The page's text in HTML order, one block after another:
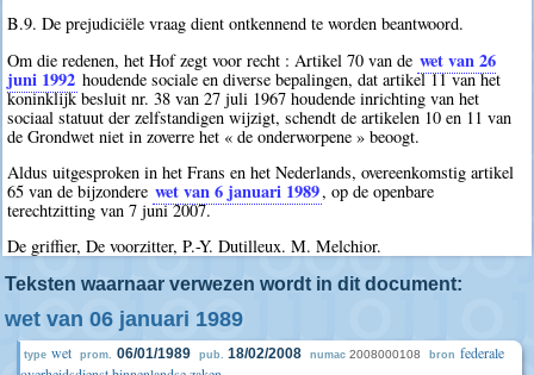
B.9. De prejudiciële vraag dient ontkennend te worden beantwoord.
Om die redenen, het Hof zegt voor recht : Artikel 70 van de wet van 26
juni 1992 houdende sociale en diverse bepalingen, dat artikel 11 van het
koninklijk besluit nr. 38 van 27 juli 1967 houdende inrichting van het
sociaal statuut der zelfstandigen wijzigt, schendt de artikelen 10 en 11 van
de Grondwet niet in zoverre het « de onderworpene » beoogt.
Aldus uitgesproken in het Frans en het Nederlands, overeenkomstig artikel
65 van de bijzondere wet van 6 januari 1989, op de openbare
terechtzitting van 7 juni 2007.
De griffier, De voorzitter, P.-Y. Dutilleux. M. Melchior.
Teksten waarnaar verwezen wordt in dit document:
wet van 06 januari 1989
type wet prom. 06/01/1989 pub. 18/02/2008 numac 2008000108 bron federale